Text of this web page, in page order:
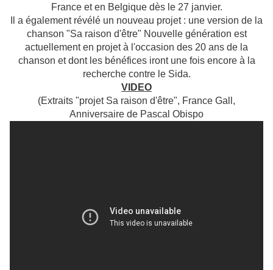
France et en Belgique dès le 27 janvier.
Il a également révélé un nouveau projet : une version de la
chanson "Sa raison d'être" Nouvelle génération est
actuellement en projet à l'occasion des 20 ans de la
chanson et dont les bénéfices iront une fois encore à la
recherche contre le Sida.
VIDEO
(Extraits "projet Sa raison d'être", France Gall,
Anniversaire de Pascal Obispo